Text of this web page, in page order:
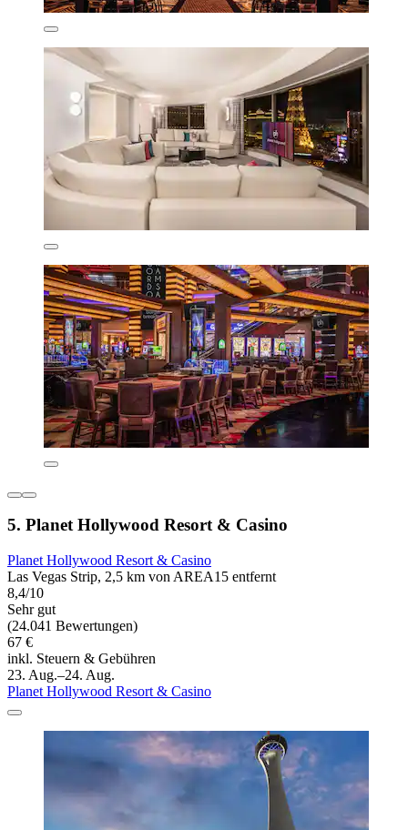
5. Planet Hollywood Resort & Casino
Planet Hollywood Resort & Casino
Las Vegas Strip, 2,5 km von AREA15 entfernt
8,4/10
Sehr gut
(24.041 Bewertungen)
67 €
inkl. Steuern & Gebühren
23. Aug.–24. Aug.
Planet Hollywood Resort & Casino